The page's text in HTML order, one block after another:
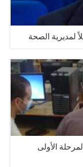
لمديرية الصحة
الأولى